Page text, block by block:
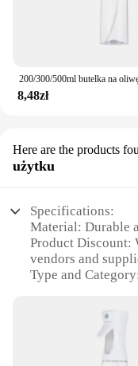
8,48zł
Here are the products
użytku
Specifications:
Material: Durable
Product Discount:
vendors and
Type and
Usage and
food preparation
Typical Adaptive